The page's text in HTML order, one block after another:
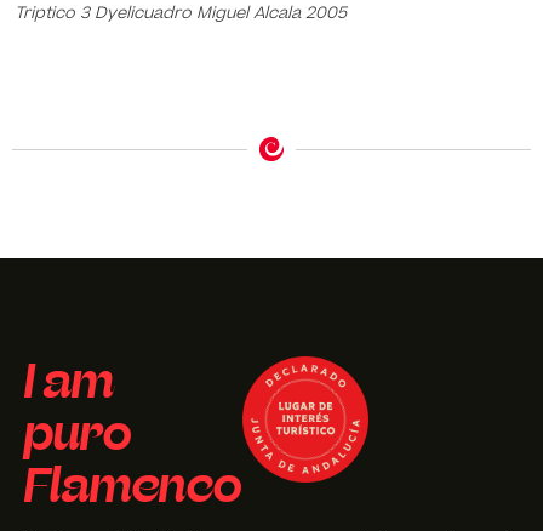
Triptico 3 Dyelicuadro Miguel Alcala 2005
I am
puro
Flamenco